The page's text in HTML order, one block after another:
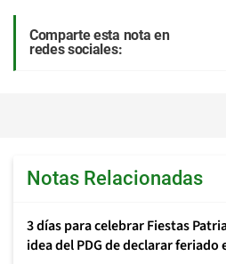
Comparte esta nota en
redes sociales:
Notas Relacionadas
3 días para celebrar Fiestas
idea del PDG de declarar feriado